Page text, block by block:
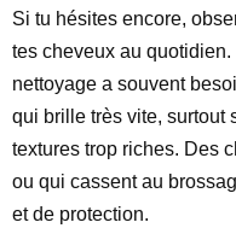
Si tu hésites encore,
tes cheveux au
nettoyage a souvent
qui brille très vite, surtout
textures trop riches. Des
ou qui cassent au
et de protection.